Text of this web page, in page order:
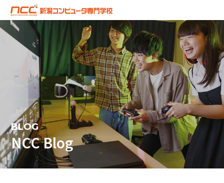
BLOG
NCC Blog